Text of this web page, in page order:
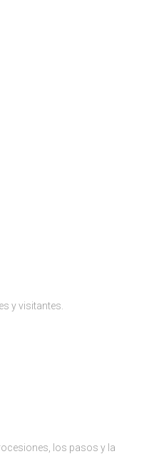
y visitantes.
los pasos y la